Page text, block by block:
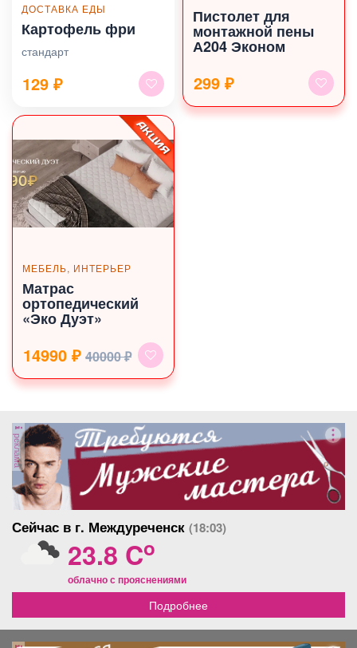
ДОСТАВКА ЕДЫ
Картофель фри
стандарт
129 ₽
Пистолет для
монтажной пены
А204 Эконом
299 ₽
МЕБЕЛЬ, ИНТЕРЬЕР
Матрас
ортопедический
«Эко Дуэт»
14990 ₽ 40000 ₽
реклама
Сейчас в г. Междуреченск (18:03)
23.8 Co
облачно с прояснениями
Подробнее